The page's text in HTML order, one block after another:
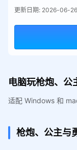
更新日期: 2026-06-26
电脑玩枪炮、
适配 Windows 和
枪炮、公主与